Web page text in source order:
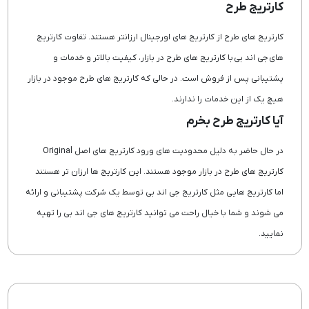
کارتریج طرح
کارتریج های طرح از کارتریج های اورجینال ارزانتر هستند. تفاوت کارتریج
های جی اند بی با کارتریج های طرح در بازار، کیفیت بالاتر و خدمات و
پشتیبانی پس از فروش است. در حالی که کارتریج های طرح موجود در بازار
هیچ یک از این خدمات را ندارند.
آیا کارتریج طرح بخرم
در حال حاضر به دلیل محدودیت های ورود کارتریج های اصل Original
کارتریج های طرح در بازار موجود هستند. این کارتریج ها ارزان تر هستند
اما کارتریج هایی مثل کارتریج جی اند بی توسط یک شرکت پشتیبانی و ارائه
می شوند و شما با خیال راحت می توانید کارتریج های جی اند بی را تهیه
نمایید.